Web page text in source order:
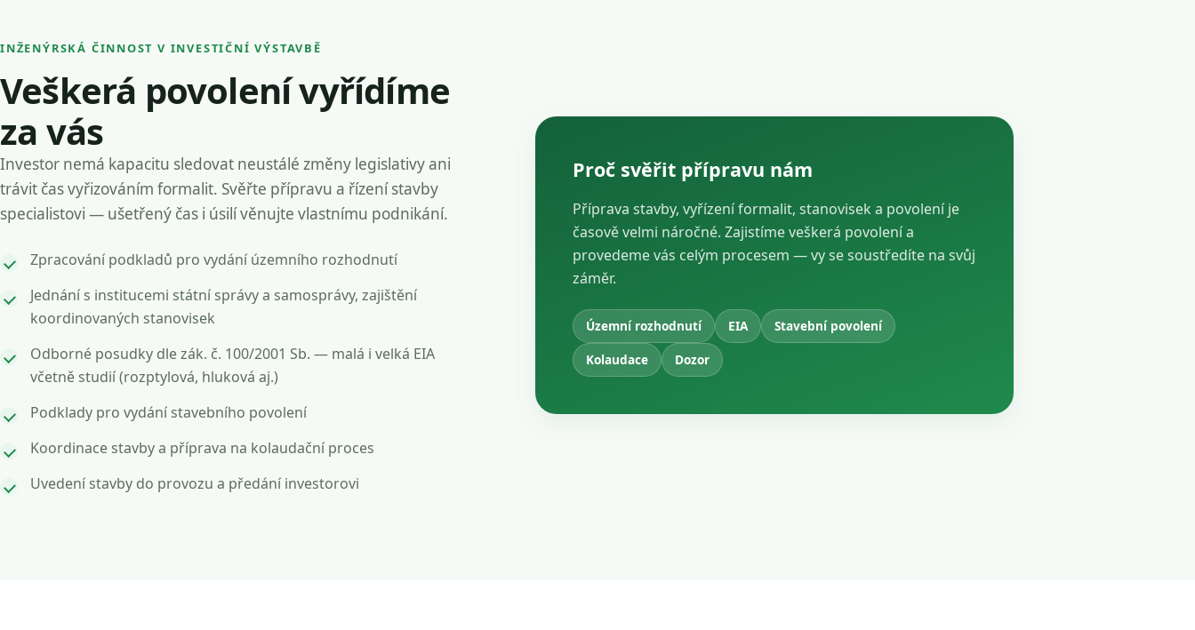
INŽENÝRSKÁ ČINNOST V INVESTIČNÍ VÝSTAVBĚ
Veškerá povolení vyřídíme
za vás
Investor nemá kapacitu sledovat neustálé změny legislativy ani
trávit čas vyřizováním formalit. Svěřte přípravu a řízení stavby
specialistovi — ušetřený čas i úsilí věnujte vlastnímu podnikání.
Zpracování podkladů pro vydání územního rozhodnutí
Jednání s institucemi státní správy a samosprávy, zajištění
koordinovaných stanovisek
Odborné posudky dle zák. č. 100/2001 Sb. — malá i velká EIA
včetně studií (rozptylová, hluková aj.)
Podklady pro vydání stavebního povolení
Koordinace stavby a příprava na kolaudační proces
Uvedení stavby do provozu a předání investorovi
Proč svěřit přípravu nám
Příprava stavby, vyřízení formalit, stanovisek a povolení je
časově velmi náročné. Zajistíme veškerá povolení a
provedeme vás celým procesem — vy se soustředíte na svůj
záměr.
Územní rozhodnutí EIA
Stavební povolení
Kolaudace
Dozor